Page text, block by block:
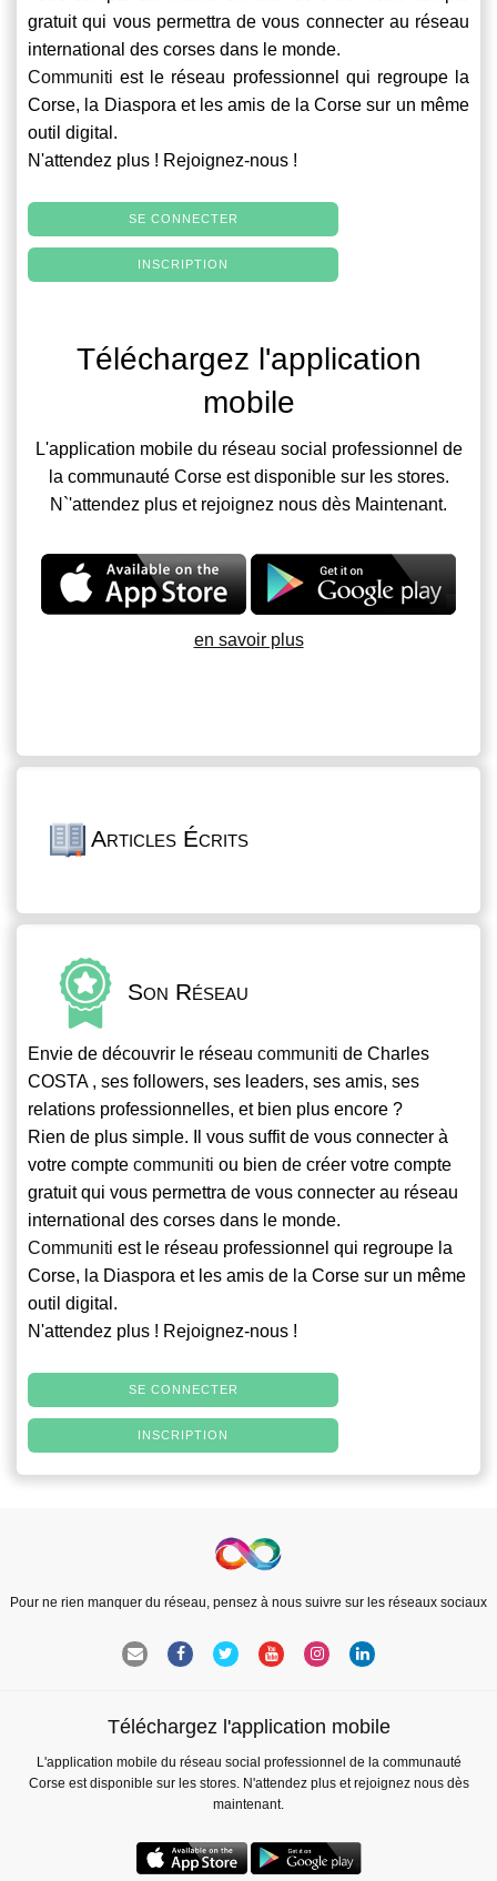
gratuit qui vous permettra de vous connecter au réseau
international des corses dans le monde.
Communiti est le réseau professionnel qui regroupe la
Corse, la Diaspora et les amis de la Corse sur un même
outil digital.
N'attendez plus ! Rejoignez-nous !
SE CONNECTER
INSCRIPTION
Téléchargez l'application
mobile
L'application mobile du réseau social professionnel de
la communauté Corse est disponible sur les stores.
N`'attendez plus et rejoignez nous dès Maintenant.
en savoir plus
Articles Écrits
Son Réseau
Envie de découvrir le réseau communiti de Charles
COSTA , ses followers, ses leaders, ses amis, ses
relations professionnelles, et bien plus encore ?
Rien de plus simple. Il vous suffit de vous connecter à
votre compte communiti ou bien de créer votre compte
gratuit qui vous permettra de vous connecter au réseau
international des corses dans le monde.
Communiti est le réseau professionnel qui regroupe la
Corse, la Diaspora et les amis de la Corse sur un même
outil digital.
N'attendez plus ! Rejoignez-nous !
SE CONNECTER
INSCRIPTION
Pour ne rien manquer du réseau, pensez à nous suivre sur les réseaux sociaux
Téléchargez l'application mobile
L'application mobile du réseau social professionnel de la communauté
Corse est disponible sur les stores. N'attendez plus et rejoignez nous dès
maintenant.